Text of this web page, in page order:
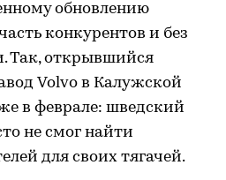
обновлению
конкурентов и без
Так, открывшийся
Volvo в Калужской
в феврале: шведский
не смог найти
для своих тягачей.